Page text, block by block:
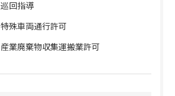
巡回指導
特殊車両通行許可
産業廃棄物収集運搬業許可